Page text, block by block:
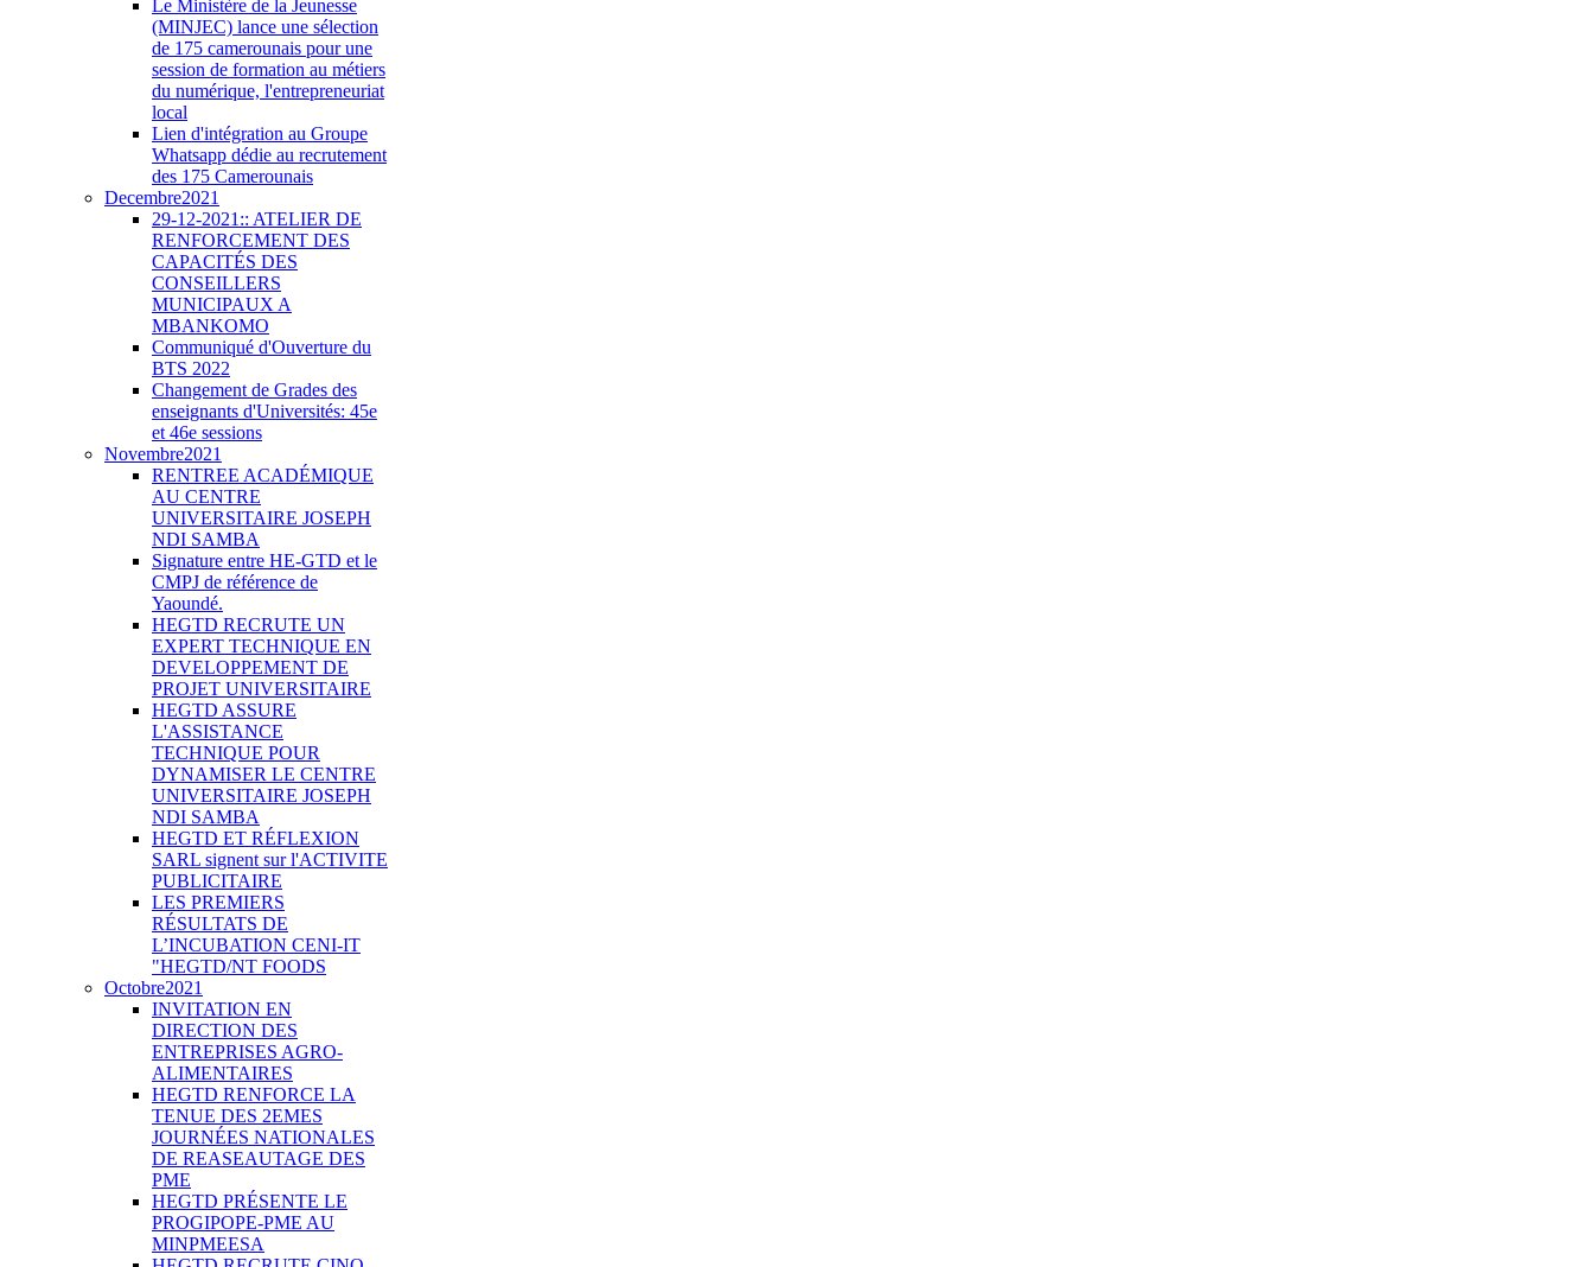
Le Ministère de la Jeunesse
(MINJEC) lance une sélection
de 175 camerounais pour une
session de formation au métiers
du numérique, l'entrepreneuriat
local
Lien d'intégration au Groupe
Whatsapp dédie au recrutement
des 175 Camerounais
Decembre2021
29-12-2021:: ATELIER DE
RENFORCEMENT DES
CAPACITÉS DES
CONSEILLERS
MUNICIPAUX A
MBANKOMO
Communiqué d'Ouverture du
BTS 2022
Changement de Grades des
enseignants d'Universités: 45e
et 46e sessions
Novembre2021
RENTREE ACADÉMIQUE
AU CENTRE
UNIVERSITAIRE JOSEPH
NDI SAMBA
Signature entre HE-GTD et le
CMPJ de référence de
Yaoundé.
HEGTD RECRUTE UN
EXPERT TECHNIQUE EN
DEVELOPPEMENT DE
PROJET UNIVERSITAIRE
HEGTD ASSURE
L'ASSISTANCE
TECHNIQUE POUR
DYNAMISER LE CENTRE
UNIVERSITAIRE JOSEPH
NDI SAMBA
HEGTD ET RÉFLEXION
SARL signent sur l'ACTIVITE
PUBLICITAIRE
LES PREMIERS
RÉSULTATS DE
L’INCUBATION CENI-IT
"HEGTD/NT FOODS
Octobre2021
INVITATION EN
DIRECTION DES
ENTREPRISES AGRO-
ALIMENTAIRES
HEGTD RENFORCE LA
TENUE DES 2EMES
JOURNÉES NATIONALES
DE REASEAUTAGE DES
PME
HEGTD PRÉSENTE LE
PROGIPOPE-PME AU
MINPMEESA